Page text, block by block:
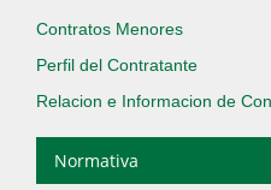
Contratos Menores
Perfil del Contratante
Relacion e Informacion de
Normativa